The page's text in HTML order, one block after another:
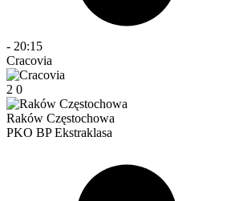
- 20:15
Cracovia
2 0
Raków Częstochowa
PKO BP Ekstraklasa